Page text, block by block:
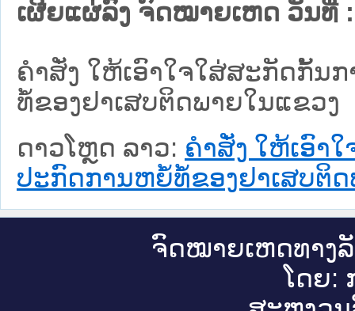
ເຜີຍແຜ່ລົງ ຈົດໝາຍເຫດ ວັນທີ່ :
ຄຳສັ່ງ ໃຫ້ເອົາໃຈໃສ່ສະກັດກັ້ນ
ທໍ້ຂອງຢາເສບຕິດພາຍໃນແຂວງ
ດາວໂຫຼດ ລາວ: ຄຳສັ່ງ ໃຫ້ເອົາ
ປະກົດການຫຍໍ້ທໍ້ຂອງຢາເສບຕິ
ຈົດ​ໝາຍ​ເຫດ​ທາງ​
ໂດຍ: